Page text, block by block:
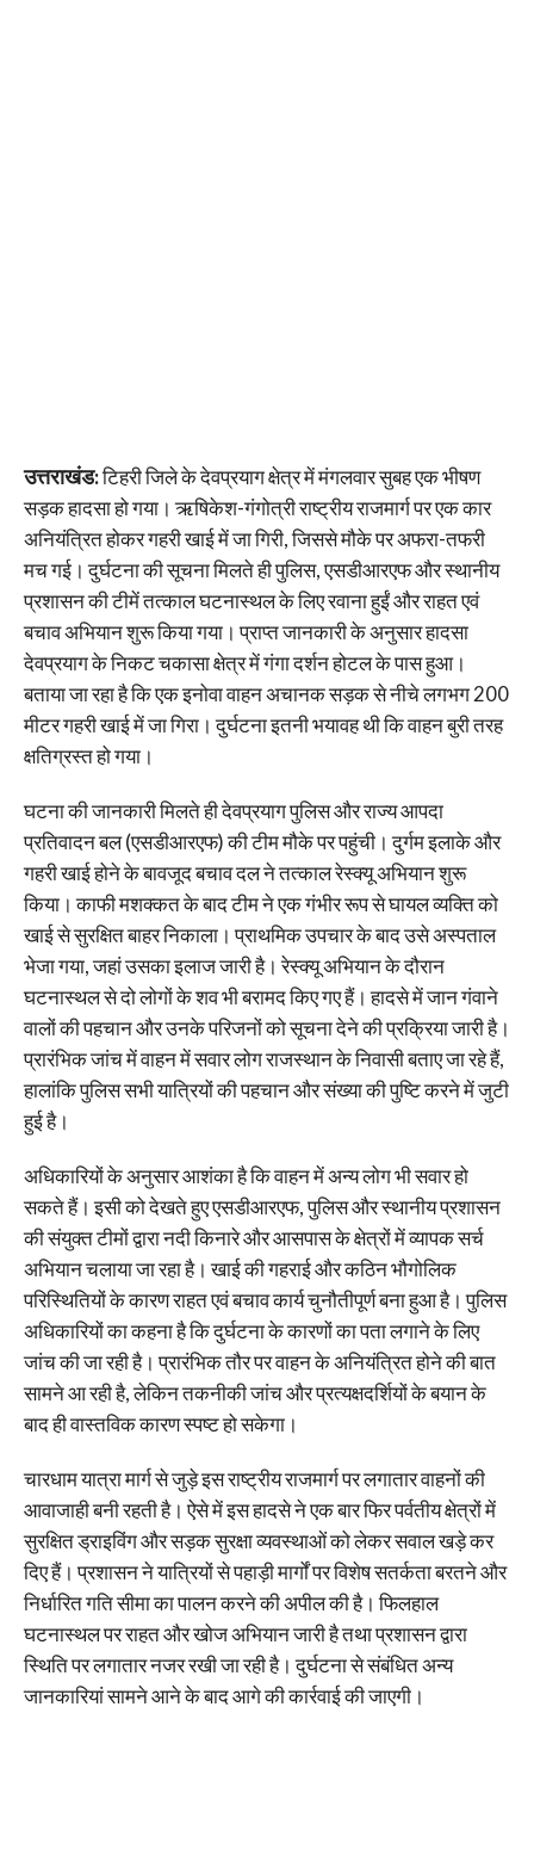
उत्तराखंड:टिहरी जिले के देवप्रयाग क्षेत्र में मंगलवार सुबह एक भीषण
सड़क हादसा हो गया। ऋषिकेश-गंगोत्री राष्ट्रीय राजमार्ग पर एक कार
अनियंत्रित होकर गहरी खाई में जा गिरी, जिससे मौके पर अफरा-तफरी
मच गई। दुर्घटना की सूचना मिलते ही पुलिस, एसडीआरएफ और स्थानीय
प्रशासन की टीमें तत्काल घटनास्थल के लिए रवाना हुईं और राहत एवं
बचाव अभियान शुरू किया गया। प्राप्त जानकारी के अनुसार हादसा
देवप्रयाग के निकट चकासा क्षेत्र में गंगा दर्शन होटल के पास हुआ।
बताया जा रहा है कि एक इनोवा वाहन अचानक सड़क से नीचे लगभग 200
मीटर गहरी खाई में जा गिरा। दुर्घटना इतनी भयावह थी कि वाहन बुरी तरह
क्षतिग्रस्त हो गया।
घटना की जानकारी मिलते ही देवप्रयाग पुलिस और राज्य आपदा
प्रतिवादन बल (एसडीआरएफ) की टीम मौके पर पहुंची। दुर्गम इलाके और
गहरी खाई होने के बावजूद बचाव दल ने तत्काल रेस्क्यू अभियान शुरू
किया। काफी मशक्कत के बाद टीम ने एक गंभीर रूप से घायल व्यक्ति को
खाई से सुरक्षित बाहर निकाला। प्राथमिक उपचार के बाद उसे अस्पताल
भेजा गया, जहां उसका इलाज जारी है। रेस्क्यू अभियान के दौरान
घटनास्थल से दो लोगों के शव भी बरामद किए गए हैं। हादसे में जान गंवाने
वालों की पहचान और उनके परिजनों को सूचना देने की प्रक्रिया जारी है।
प्रारंभिक जांच में वाहन में सवार लोग राजस्थान के निवासी बताए जा रहे हैं,
हालांकि पुलिस सभी यात्रियों की पहचान और संख्या की पुष्टि करने में जुटी
हुई है।
अधिकारियों के अनुसार आशंका है कि वाहन में अन्य लोग भी सवार हो
सकते हैं। इसी को देखते हुए एसडीआरएफ, पुलिस और स्थानीय प्रशासन
की संयुक्त टीमों द्वारा नदी किनारे और आसपास के क्षेत्रों में व्यापक सर्च
अभियान चलाया जा रहा है। खाई की गहराई और कठिन भौगोलिक
परिस्थितियों के कारण राहत एवं बचाव कार्य चुनौतीपूर्ण बना हुआ है। पुलिस
अधिकारियों का कहना है कि दुर्घटना के कारणों का पता लगाने के लिए
जांच की जा रही है। प्रारंभिक तौर पर वाहन के अनियंत्रित होने की बात
सामने आ रही है, लेकिन तकनीकी जांच और प्रत्यक्षदर्शियों के बयान के
बाद ही वास्तविक कारण स्पष्ट हो सकेगा।
चारधाम यात्रा मार्ग से जुड़े इस राष्ट्रीय राजमार्ग पर लगातार वाहनों की
आवाजाही बनी रहती है। ऐसे में इस हादसे ने एक बार फिर पर्वतीय क्षेत्रों में
सुरक्षित ड्राइविंग और सड़क सुरक्षा व्यवस्थाओं को लेकर सवाल खड़े कर
दिए हैं। प्रशासन ने यात्रियों से पहाड़ी मार्गों पर विशेष सतर्कता बरतने और
निर्धारित गति सीमा का पालन करने की अपील की है। फिलहाल
घटनास्थल पर राहत और खोज अभियान जारी है तथा प्रशासन द्वारा
स्थिति पर लगातार नजर रखी जा रही है। दुर्घटना से संबंधित अन्य
जानकारियां सामने आने के बाद आगे की कार्रवाई की जाएगी।